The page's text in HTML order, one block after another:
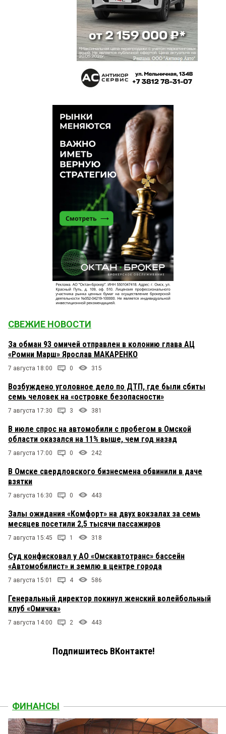
СВЕЖИЕ НОВОСТИ
За обман 93 омичей отправлен в колонию глава АЦ
«Ромни Марш» Ярослав МАКАРЕНКО
7 августа 18:00 0 315
Возбуждено уголовное дело по ДТП, где были сбиты
семь человек на «островке безопасности»
7 августа 17:30 3 381
В июле спрос на автомобили с пробегом в Омской
области оказался на 11% выше, чем год назад
7 августа 17:00 0 242
В Омске свердловского бизнесмена обвинили в даче
взятки
7 августа 16:30 0 443
Залы ожидания «Комфорт» на двух вокзалах за семь
месяцев посетили 2,5 тысячи пассажиров
7 августа 15:45 1 318
Суд конфисковал у АО «Омскавтотранс» бассейн
«Автомобилист» и землю в центре города
7 августа 15:01 4 586
Генеральный директор покинул женский волейбольный
клуб «Омичка»
7 августа 14:00 2 443
Подпишитесь ВКонтакте!
ФИНАНСЫ